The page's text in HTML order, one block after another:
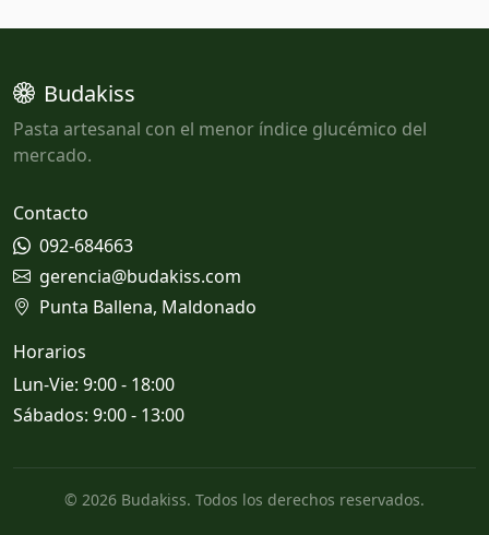
Budakiss
Pasta artesanal con el menor índice glucémico del
mercado.
Contacto
092-684663
gerencia@budakiss.com
Punta Ballena, Maldonado
Horarios
Lun-Vie: 9:00 - 18:00
Sábados: 9:00 - 13:00
© 2026 Budakiss. Todos los derechos reservados.